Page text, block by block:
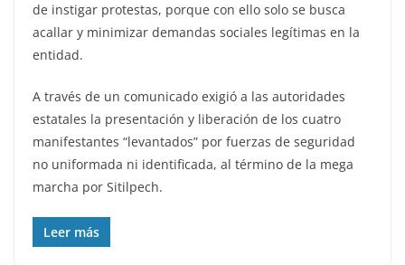
de instigar protestas, porque con ello solo se busca
acallar y minimizar demandas sociales legítimas en la
entidad.
A través de un comunicado exigió a las autoridades
estatales la presentación y liberación de los cuatro
manifestantes “levantados” por fuerzas de seguridad
no uniformada ni identificada, al término de la mega
marcha por Sitilpech.
Leer más